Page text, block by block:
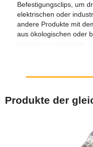
Befestigungsclips, um
elektrischen oder
andere Produkte mit
aus ökologischen oder
Produkte der